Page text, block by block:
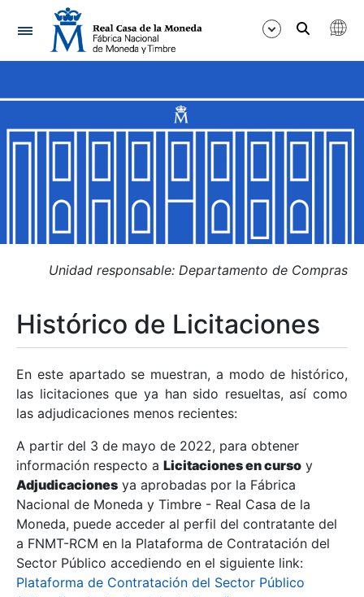
Navegación
Mostrar/Ocultar
Mostrar/Ocultar
Mostrar/Ocultar
Mostrar/Ocultar
Mostrar/Ocultar
Mostrar/Ocultar
Unidad responsable: Departamento de Compras
Histórico de Licitaciones
En este apartado se muestran, a modo de histórico,
las licitaciones que ya han sido resueltas, así como
las adjudicaciones menos recientes:
A partir del 3 de mayo de 2022, para obtener
información respecto a Licitaciones en curso y
Adjudicaciones ya aprobadas por la Fábrica
Nacional de Moneda y Timbre - Real Casa de la
Moneda, puede acceder al perfil del contratante del
a FNMT-RCM en la Plataforma de Contratación del
Sector Público accediendo en el siguiente link:
Plataforma de Contratación del Sector Público